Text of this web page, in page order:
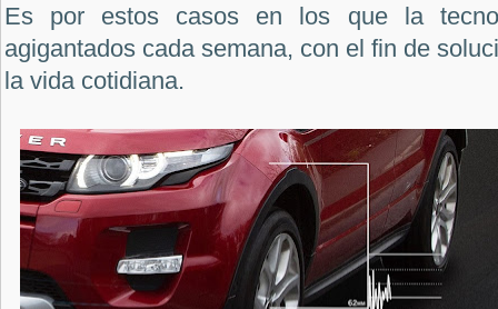
Es por estos casos en los que la
agigantados cada semana, con el fin de
la vida cotidiana.